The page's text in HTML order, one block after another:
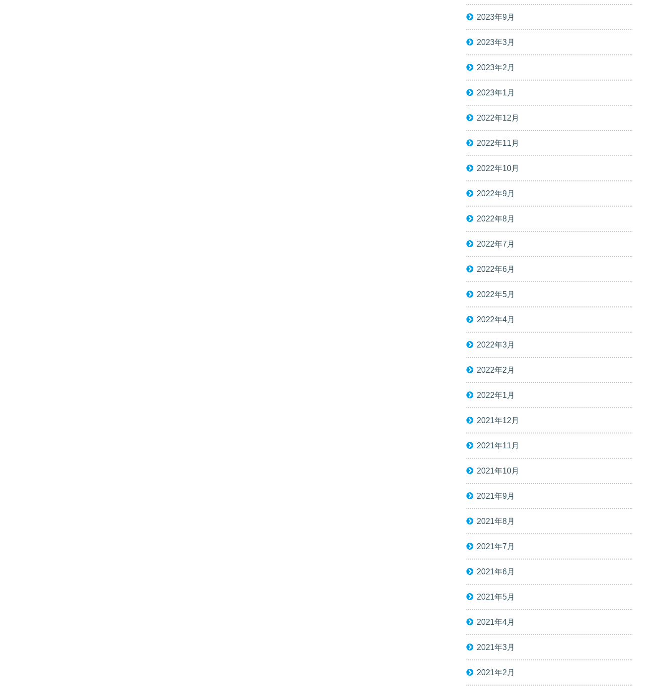
2023年9月
2023年3月
2023年2月
2023年1月
2022年12月
2022年11月
2022年10月
2022年9月
2022年8月
2022年7月
2022年6月
2022年5月
2022年4月
2022年3月
2022年2月
2022年1月
2021年12月
2021年11月
2021年10月
2021年9月
2021年8月
2021年7月
2021年6月
2021年5月
2021年4月
2021年3月
2021年2月